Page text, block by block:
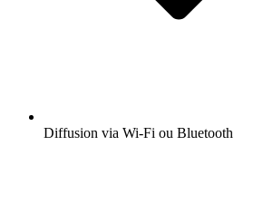
Diffusion via Wi-Fi ou Bluetooth